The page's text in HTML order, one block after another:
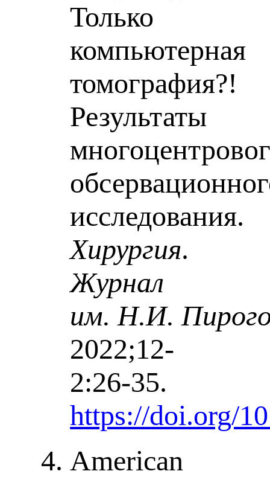
Только
компьютерная
томография?!
Результаты
исследования.
Хирургия.
Журнал
им. Н.И.
2022;12-
2:26-35.
https://doi.org/
American